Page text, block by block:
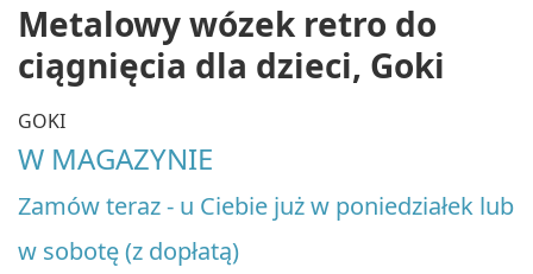
Metalowy wózek retro do
ciągnięcia dla dzieci, Goki
GOKI
W MAGAZYNIE
Zamów teraz - u Ciebie już w poniedziałek lub
w sobotę (z dopłatą)